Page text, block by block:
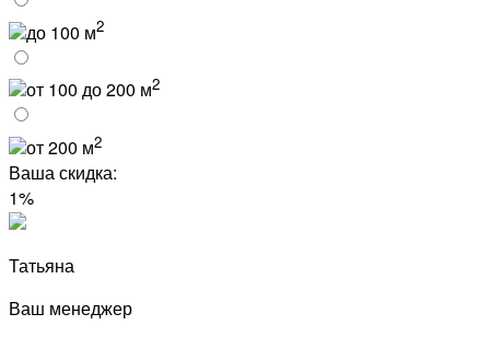
до 100 м2
от 100 до 200 м2
от 200 м2
Ваша скидка:
1%
Татьяна
Ваш менеджер